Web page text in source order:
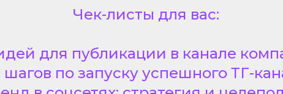
Чек-листы для вас:
для публикации в канале
шагов по запуску успешного ТГ-